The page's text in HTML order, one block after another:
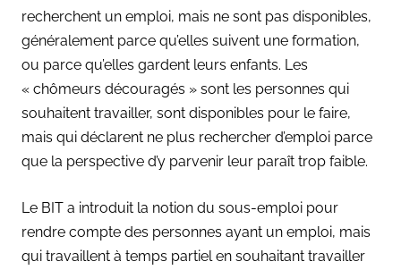
recherchent un emploi, mais ne sont pas disponibles,
généralement parce qu’elles suivent une formation,
ou parce qu’elles gardent leurs enfants. Les
« chômeurs découragés » sont les personnes qui
souhaitent travailler, sont disponibles pour le faire,
mais qui déclarent ne plus rechercher d’emploi parce
que la perspective d’y parvenir leur paraît trop faible.
Le BIT a introduit la notion du sous-emploi pour
rendre compte des personnes ayant un emploi, mais
qui travaillent à temps partiel en souhaitant travailler